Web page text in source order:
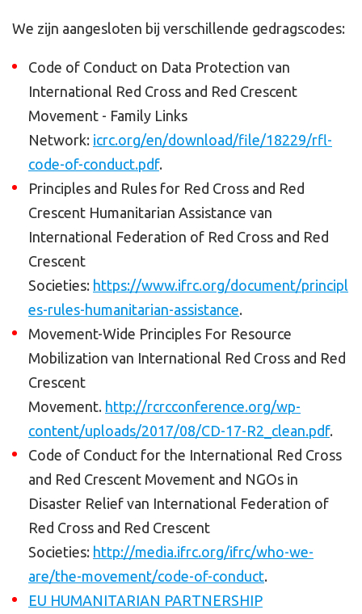
We zijn aangesloten bij verschillende gedragscodes:
Code of Conduct on Data Protection van
International Red Cross and Red Crescent
Movement - Family Links
Network: icrc.org/en/download/file/18229/rfl-
code-of-conduct.pdf.
Principles and Rules for Red Cross and Red
Crescent Humanitarian Assistance van
International Federation of Red Cross and Red
Crescent
Societies: https://www.ifrc.org/document/principl
es-rules-humanitarian-assistance.
Movement-Wide Principles For Resource
Mobilization van International Red Cross and Red
Crescent
Movement. http://rcrcconference.org/wp-
content/uploads/2017/08/CD-17-R2_clean.pdf.
Code of Conduct for the International Red Cross
and Red Crescent Movement and NGOs in
Disaster Relief van International Federation of
Red Cross and Red Crescent
Societies: http://media.ifrc.org/ifrc/who-we-
are/the-movement/code-of-conduct.
EU HUMANITARIAN PARTNERSHIP